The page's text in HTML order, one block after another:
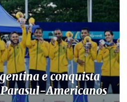
e conquista
Parasul-Americanos